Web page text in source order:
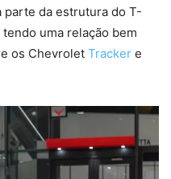
parte da estrutura do T-
uma relação bem
os Chevrolet Tracker e